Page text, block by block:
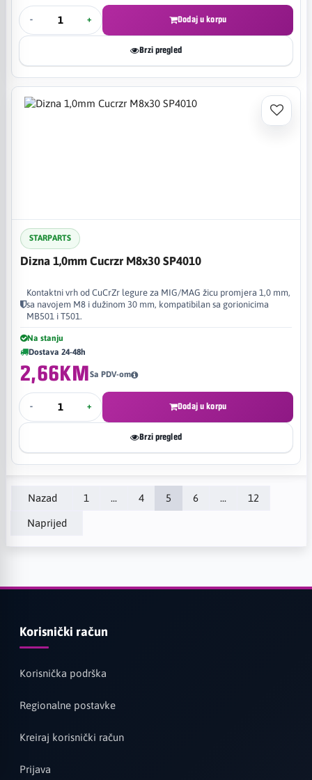
- + Dodaj u korpu
Brzi pregled
STARPARTS
Dizna 1,0mm Cucrzr M8x30 SP4010
Kontaktni vrh od CuCrZr legure za MIG/MAG žicu promjera 1,0 mm,
sa navojem M8 i dužinom 30 mm, kompatibilan sa gorionicima
MB501 i T501.
Na stanju
Dostava 24-48h
2,66KMSa PDV-om
- + Dodaj u korpu
Brzi pregled
Nazad 1 ... 4 5 6 ... 12
Naprijed
Korisnički račun
Korisnička podrška
Regionalne postavke
Kreiraj korisnički račun
Prijava